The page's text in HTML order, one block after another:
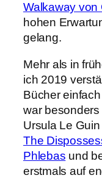
Walkaway von
hohen
gelang.
Mehr als in
ich 2019
Bücher
war
Ursula Le Guin
The
Phlebas und
erstmals auf